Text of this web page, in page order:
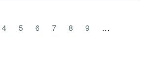
4 5 6 7 8 9
…